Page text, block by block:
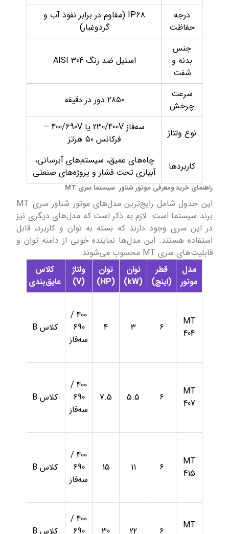
درجه
حفاظت
IP68 (مقاوم در برابر نفوذ آب و
گردوغبار)
جنس
بدنه و
شفت
استیل ضد زنگ AISI 304
سرعت
چرخش
۲۸۵۰ دور در دقیقه
نوع ولتاژ
سه‌فاز 230/400V یا 400/690V –
فرکانس ۵۰ هرتز
کاربردها
چاه‌های عمیق، سیستم‌های آبرسانی،
آبیاری تحت فشار و پروژه‌های صنعتی
راهنمای خرید ومعرفی موتور شناور سیستما سری MT
این جدول شامل رایج‌ترین مدل‌های موتور شناور سری MT
برند سیستما است. لازم به ذکر است که مدل‌های دیگری نیز
در این سری وجود دارند که بسته به توان و کاربرد، قابل
استفاده هستند. این مدل‌ها نماینده خوبی از دامنه توان و
قابلیت‌های سری MT محسوب می‌شوند.
مدل
موتور
قطر
(اینچ)
توان
(kW)
توان
(HP)
ولتاژ
(V)
کلاس
عایق‌بندی
MT
404
6
3
4
400 /
690
سه‌فاز
کلاس B
MT
407
6
5.5
7.5
400 /
690
سه‌فاز
کلاس B
MT
415
6
11
15
400 /
690
سه‌فاز
کلاس B
MT
6
22
30
400 /
690
کلاس B